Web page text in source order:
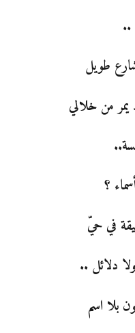
..
طويل
من خلالي
؟
في حيّ
دلائل ..
بلا اسم